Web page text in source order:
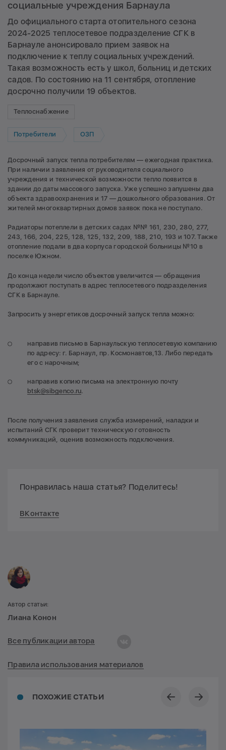
социальные учреждения Барнаула
До официального старта отопительного сезона
2024-2025 теплосетевое подразделение СГК в
Барнауле анонсировало прием заявок на
подключение к теплу социальных учреждений.
Такая возможность есть у школ, больниц и детских
садов. По состоянию на 11 сентября, отопление
досрочно получили 19 объектов.
Теплоснабжение
Потребители ОЗП
Досрочный запуск тепла потребителям — ежегодная практика.
При наличии заявления от руководителя социального
учреждения и технической возможности тепло появится в
здании до даты массового запуска. Уже успешно запушены два
объекта здравоохранения и 17 — дошкольного образования. От
жителей многоквартирных домов заявок пока не поступало.
Радиаторы потеплели в детских садах №№ 161, 230, 280, 277,
243, 166, 204, 225, 128, 125, 132, 209, 188, 210, 193 и 107. Также
отопление подали в два корпуса городской больницы №10 в
поселке Южном.
До конца недели число объектов увеличится — обращения
продолжают поступать в адрес теплосетевого подразделения
СГК в Барнауле.
Запросить у энергетиков досрочный запуск тепла можно:
направив письмо в Барнаульскую теплосетевую компанию
по адресу: г. Барнаул, пр. Космонавтов,13. Либо передать
его с нарочным;
направив копию письма на электронную почту
btsk@sibgenco.ru.
После получения заявления служба измерений, наладки и
испытаний СГК проверит техническую готовность
коммуникаций, оценив возможность подключения.
Понравилась наша статья? Поделитесь!
ВКонтакте
ПОХОЖИЕ СТАТЬИ
Автор статьи:
Лиана Конон
Все публикации автора
Правила использования материалов